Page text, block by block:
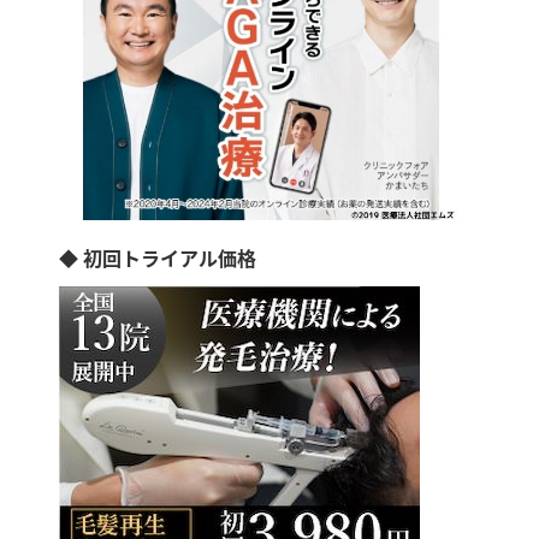
◆ 初回トライアル価格